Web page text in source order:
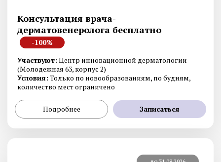
Консультация врача-
дерматовенеролога бесплатно
-100%
Участвуют: Центр инновационной дерматологии
(Молодежная 63, корпус 2)
Условия: Только по новообразованиям, по будням,
количество мест ограничено
Подробнее Записаться